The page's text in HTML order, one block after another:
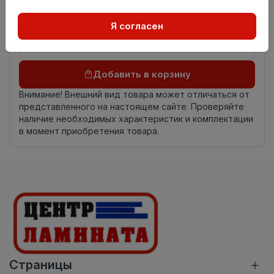
16.75 пог. м
Добавить в корзину
Внимание! Внешний вид товара может отличаться от
представленного на настоящем сайте. Проверяйте
наличие необходимых характеристик и комплектации
в момент приобретения товара.
Страницы
Я согласен